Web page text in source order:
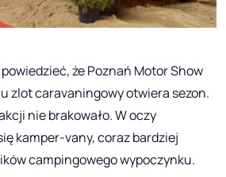
że Poznań Motor Show
zlot caravaningowy otwiera sezon.
nie brakowało. W oczy
kamper-vany, coraz bardziej
campingowego wypoczynku.